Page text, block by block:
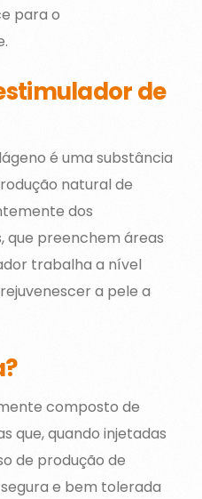
para o
de
é uma substância
natural de
dos
que preenchem áreas
trabalha a nível
a pele a
composto de
que, quando injetadas
de produção de
e bem tolerada